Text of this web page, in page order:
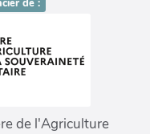
de :
de l'Agriculture